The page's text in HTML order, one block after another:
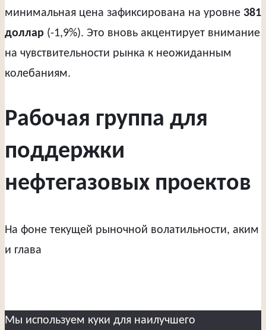
минимальная цена зафиксирована на уровне 381
доллар (-1,9%). Это вновь акцентирует внимание
на чувствительности рынка к неожиданным
колебаниям.
Рабочая группа для
поддержки
нефтегазовых проектов
На фоне текущей рыночной волатильности, аким
и глава
Мы используем куки для наилучшего